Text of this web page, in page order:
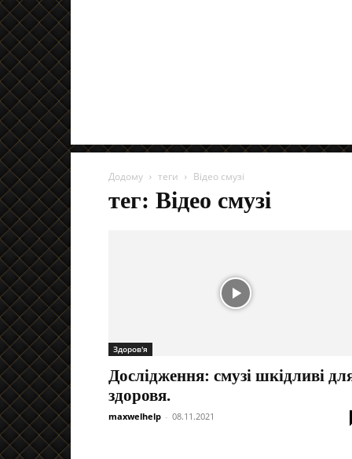
Додому теги Відео смузі
тег: Відео смузі
Здоров'я
Дослідження: смузі шкідливі
здоровя.
maxwelhelp - 08.11.2021